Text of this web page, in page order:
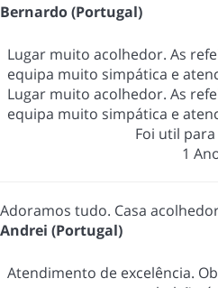
Bernardo (Portugal)
Lugar muito acolhedor. As
equipa muito simpática e
Lugar muito acolhedor. As
equipa muito simpática e
Foi util para
1
Adoramos tudo. Casa
Andrei (Portugal)
Atendimento de excelência.